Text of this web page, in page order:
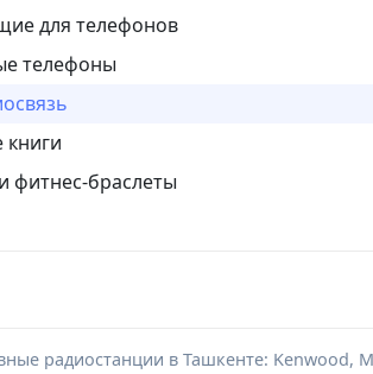
для телефонов
телефоны
книги
фитнес-браслеты
радиостанции в Ташкенте: Kenwood,